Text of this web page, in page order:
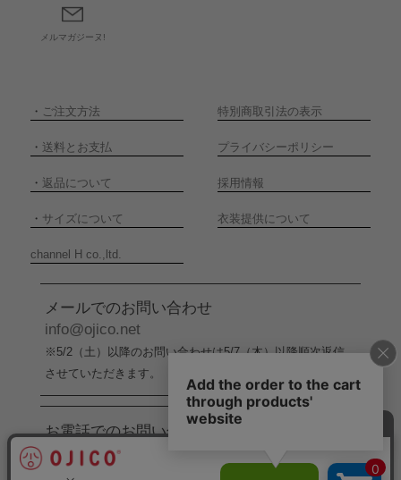
メルマガジーヌ!
・ ご注文方法 特別商取引法の表示
・ 送料とお支払 プライバシーポリシー
・ 返品について 採用情報
・ サイズについて 衣装提供について
channel H co.,ltd.
メールでのお問い合わせ
info@ojico.net
※5/2（土）以降のお問い合わせは5/7（木）以降順次返信
させていただきます。
お電話でのお問い合わせ
076-246-5050
※5/2（土）から5/6（水）までの間はお電話でのお問い合